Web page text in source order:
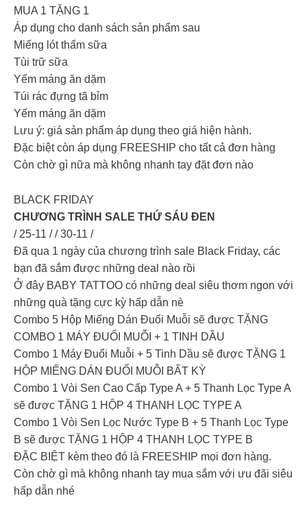
MUA 1 TẶNG 1
Áp dụng cho danh sách sản phẩm sau
Miếng lót thấm sữa
Tùi trữ sữa
Yếm máng ăn dặm
Túi rác đựng tã bỉm
Yếm máng ăn dặm
Lưu ý: giá sản phẩm áp dụng theo giá hiện hành.
Đặc biệt còn áp dụng FREESHIP cho tất cả đơn hàng
Còn chờ gì nữa mà không nhanh tay đặt đơn nào
BLACK FRIDAY
CHƯƠNG TRÌNH SALE THỨ SÁU ĐEN
/ 25-11 / / 30-11 /
Đã qua 1 ngày của chương trình sale Black Friday, các
bạn đã sắm được những deal nào rồi
Ở đây BABY TATTOO có những deal siêu thơm ngon với
những quà tặng cực kỳ hấp dẫn nè
Combo 5 Hộp Miếng Dán Đuổi Muỗi sẽ được TẶNG
COMBO 1 MÁY ĐUỔI MUỖI + 1 TINH DẦU
Combo 1 Máy Đuổi Muỗi + 5 Tinh Dầu sẽ được TẶNG 1
HỘP MIẾNG DÁN ĐUỔI MUỖI BẤT KỲ
Combo 1 Vòi Sen Cao Cấp Type A + 5 Thanh Lọc Type A
sẽ được TẶNG 1 HỘP 4 THANH LỌC TYPE A
Combo 1 Vòi Sen Lọc Nước Type B + 5 Thanh Lọc Type
B sẽ được TẶNG 1 HỘP 4 THANH LỌC TYPE B
ĐẶC BIỆT kèm theo đó là FREESHIP mọi đơn hàng.
Còn chờ gì mà không nhanh tay mua sắm với ưu đãi siêu
hấp dẫn nhé